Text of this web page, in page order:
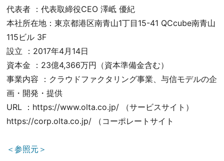
代表者 ：代表取締役CEO 澤岻 優紀
本社所在地：東京都港区南青山1丁目15-41 QCcube南青山
115ビル 3F
設立 ：2017年4月14日
資本金 ：23億4,366万円（資本準備金含む）
事業内容 ：クラウドファクタリング事業、与信モデルの企
画・開発・提供
URL ：https://www.olta.co.jp/ （サービスサイト）
https://corp.olta.co.jp/ （コーポレートサイト
＜参照元＞